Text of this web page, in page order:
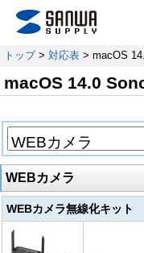
トップ> 対応表 > macOS
macOS 14.0
WEBカメラ
WEBカメラ無線化キット